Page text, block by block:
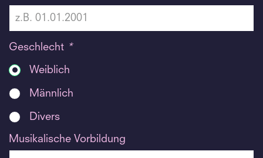
Geschlecht *
Weiblich
Männlich
Divers
Musikalische Vorbildung